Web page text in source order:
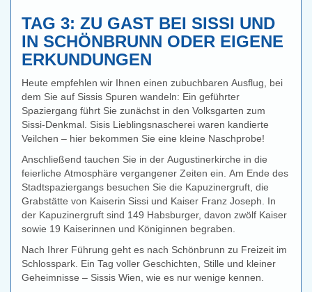
TAG 3: ZU GAST BEI SISSI UND
IN SCHÖNBRUNN ODER EIGENE
ERKUNDUNGEN
Heute empfehlen wir Ihnen einen zubuchbaren Ausflug, bei
dem Sie auf Sissis Spuren wandeln: Ein geführter
Spaziergang führt Sie zunächst in den Volksgarten zum
Sissi-Denkmal. Sisis Lieblingsnascherei waren kandierte
Veilchen – hier bekommen Sie eine kleine Naschprobe!
Anschließend tauchen Sie in der Augustinerkirche in die
feierliche Atmosphäre vergangener Zeiten ein. Am Ende des
Stadtspaziergangs besuchen Sie die Kapuzinergruft, die
Grabstätte von Kaiserin Sissi und Kaiser Franz Joseph. In
der Kapuzinergruft sind 149 Habsburger, davon zwölf Kaiser
sowie 19 Kaiserinnen und Königinnen begraben.
Nach Ihrer Führung geht es nach Schönbrunn zu Freizeit im
Schlosspark. Ein Tag voller Geschichten, Stille und kleiner
Geheimnisse – Sissis Wien, wie es nur wenige kennen.